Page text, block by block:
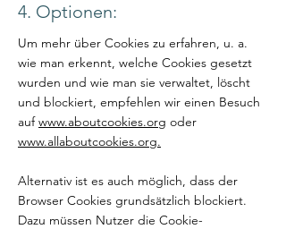
4. Optionen:
Um mehr über Cookies zu erfahren, u. a.
wie man erkennt, welche Cookies gesetzt
wurden und wie man sie verwaltet, löscht
und blockiert, empfehlen wir einen Besuch
aufwww.aboutcookies.org oder
www.allaboutcookies.org.
Alternativ ist es auch möglich, dass der
Browser Cookies grundsätzlich blockiert.
Dazu müssen Nutzer die Cookie-